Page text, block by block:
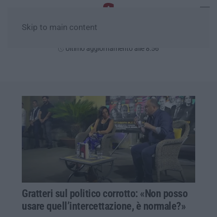
Skip to main content
Ultimo aggiornamento alle 8:56
Gratteri sul politico corrotto: «Non posso
usare quell’intercettazione, è normale?»